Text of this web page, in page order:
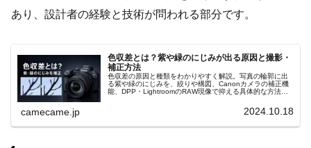
あり、設計者の経験と技術が問われる部分です。
色収差とは？紫や緑のにじみが出る原因と撮影・
補正方法
色収差の原因と種類をわかりやすく解説。写真の輪郭に出
る紫や緑のにじみを、絞りや構図、Canonカメラの補正機
能、DPP・LightroomのRAW現像で抑える具体的な方法
camecame.jp 2024.10.18